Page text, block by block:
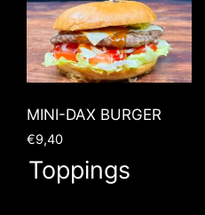
MINI-DAX BURGER
€9,40
Toppings